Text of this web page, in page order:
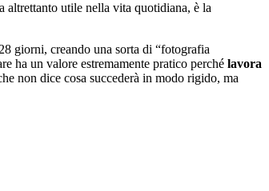
altrettanto utile nella vita quotidiana, è la
giorni, creando una sorta di “fotografia
ha un valore estremamente pratico perché lavora
non dice cosa succederà in modo rigido, ma